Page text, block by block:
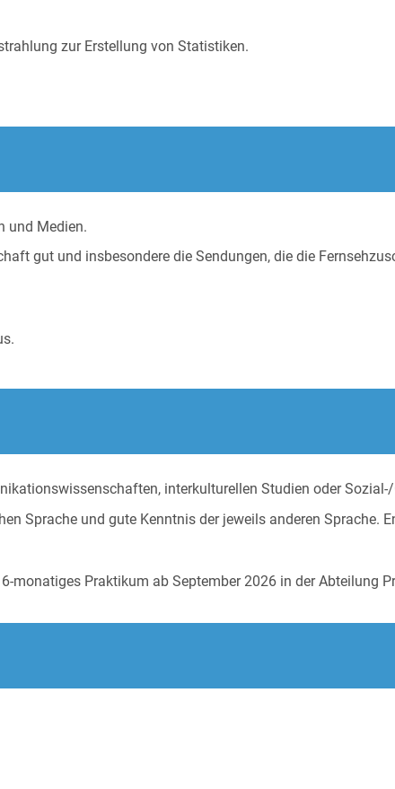
zur Erstellung von Statistiken.
und Medien.
gut und insbesondere die Sendungen, die die
interkulturellen Studien oder
Sprache und gute Kenntnis der jeweils anderen Sprache.
6-monatiges Praktikum ab September 2026 in der Abteilung